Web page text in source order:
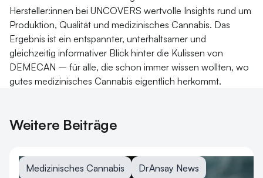
Hersteller:innen bei UNCOVERS wertvolle Insights rund um
Produktion, Qualität und medizinisches Cannabis. Das
Ergebnis ist ein entspannter, unterhaltsamer und
gleichzeitig informativer Blick hinter die Kulissen von
DEMECAN – für alle, die schon immer wissen wollten, wo
gutes medizinisches Cannabis eigentlich herkommt.
Weitere Beiträge
Medizinisches Cannabis DrAnsay News